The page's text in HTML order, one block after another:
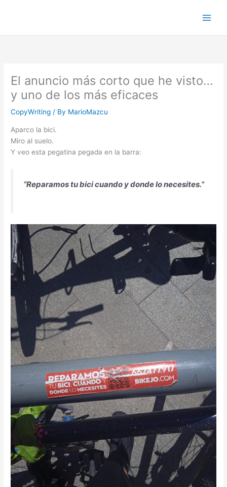
El anuncio más corto que he visto…
y uno de los más eficaces
CopyWriting / By MarioMazcu
Aparco la bici.
Miro al suelo.
Y veo esta pegatina pegada en la barra:
“Reparamos tu bici cuando y donde lo necesites.”